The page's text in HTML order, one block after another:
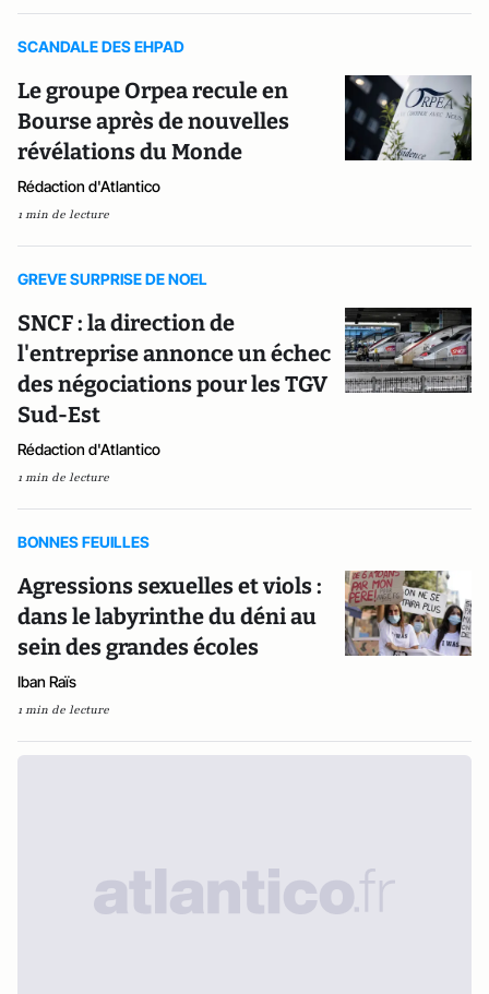
SCANDALE DES EHPAD
Le groupe Orpea recule en
Bourse après de nouvelles
révélations du Monde
Rédaction d'Atlantico
1 min de lecture
GREVE SURPRISE DE NOEL
SNCF : la direction de
l'entreprise annonce un échec
des négociations pour les TGV
Sud-Est
Rédaction d'Atlantico
1 min de lecture
BONNES FEUILLES
Agressions sexuelles et viols :
dans le labyrinthe du déni au
sein des grandes écoles
Iban Raïs
1 min de lecture